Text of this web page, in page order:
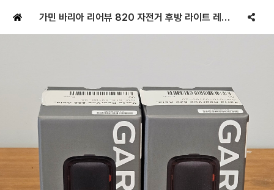
가민 바리아 리어뷰 820 자전거 후방 라이트 레이더